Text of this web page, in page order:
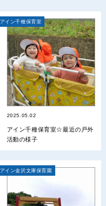
アイン千種保育室
2025.05.02
アイン千種保育室☆最近の戸外
活動の様子
アイン金沢文庫保育園